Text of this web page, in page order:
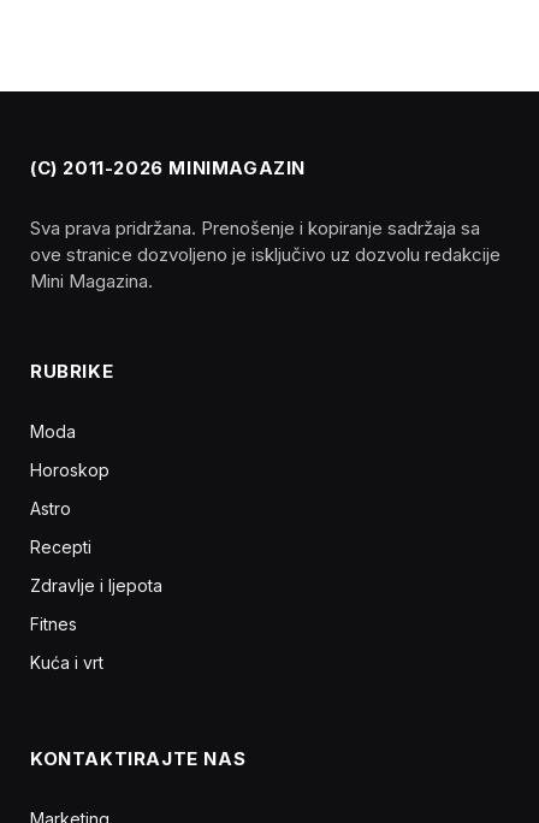
(C) 2011-2026 MINIMAGAZIN
Sva prava pridržana. Prenošenje i kopiranje sadržaja sa
ove stranice dozvoljeno je isključivo uz dozvolu redakcije
Mini Magazina.
RUBRIKE
Moda
Horoskop
Astro
Recepti
Zdravlje i ljepota
Fitnes
Kuća i vrt
KONTAKTIRAJTE NAS